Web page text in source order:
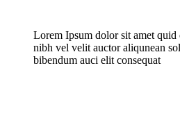
Lorem Ipsum dolor sit amet quid
nibh vel velit auctor aliqunean
bibendum auci elit consequat